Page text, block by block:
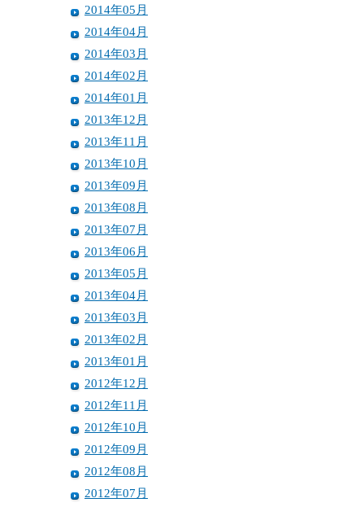
2014年05月
2014年04月
2014年03月
2014年02月
2014年01月
2013年12月
2013年11月
2013年10月
2013年09月
2013年08月
2013年07月
2013年06月
2013年05月
2013年04月
2013年03月
2013年02月
2013年01月
2012年12月
2012年11月
2012年10月
2012年09月
2012年08月
2012年07月